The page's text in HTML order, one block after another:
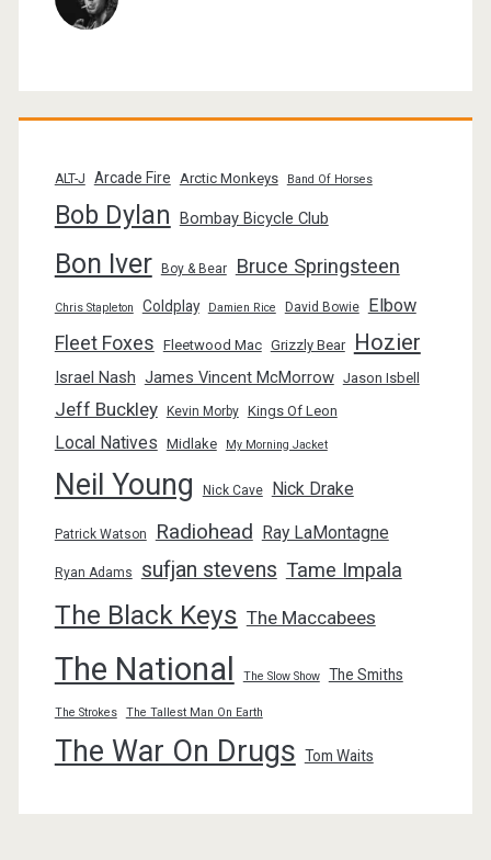
ALT-J Arcade Fire Arctic Monkeys Band Of Horses
Bob Dylan Bombay Bicycle Club
Bon Iver Boy & Bear Bruce Springsteen
Chris Stapleton Coldplay Damien Rice David Bowie Elbow
Fleet Foxes Fleetwood Mac Grizzly Bear Hozier
Israel Nash James Vincent McMorrow Jason Isbell
Jeff Buckley Kevin Morby Kings Of Leon
Local Natives Midlake My Morning Jacket
Neil Young Nick Cave Nick Drake
Patrick Watson Radiohead Ray LaMontagne
Ryan Adams sufjan stevens Tame Impala
The Black Keys The Maccabees
The National The Slow Show The Smiths
The Strokes The Tallest Man On Earth
The War On Drugs Tom Waits